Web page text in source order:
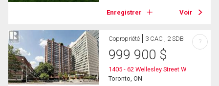
Enregistrer Voir
Copropriété 3 CAC , 2 SDB
999 900 $
1405 - 62 Wellesley Street W
Toronto, ON
?